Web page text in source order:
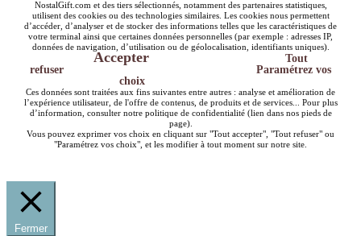
NostalGift.com et des tiers sélectionnés, notamment des partenaires statistiques,
utilisent des cookies ou des technologies similaires. Les cookies nous permettent
d’accéder, d’analyser et de stocker des informations telles que les caractéristiques de
votre terminal ainsi que certaines données personnelles (par exemple : adresses IP,
données de navigation, d’utilisation ou de géolocalisation, identifiants uniques).
Accepter
Tout
refuser
Paramétrez vos
choix
Ces données sont traitées aux fins suivantes entre autres : analyse et amélioration de
l’expérience utilisateur, de l'offre de contenus, de produits et de services... Pour plus
d’information, consulter notre politique de confidentialité (lien dans nos pieds de
page).
Vous pouvez exprimer vos choix en cliquant sur "Tout accepter", "Tout refuser" ou
"Paramétrez vos choix", et les modifier à tout moment sur notre site.
Fermer